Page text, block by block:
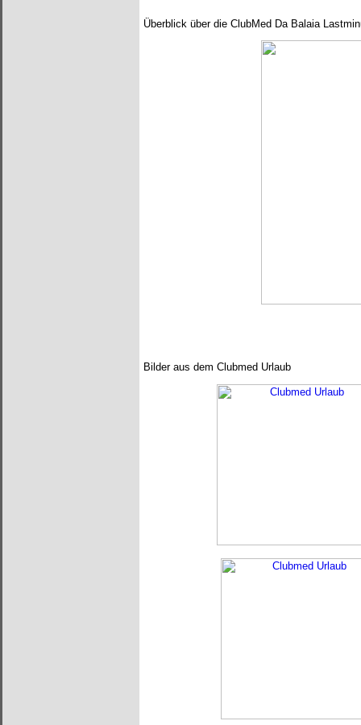
Überblick über die ClubMed Da Balaia
Bilder aus dem Clubmed Urlaub